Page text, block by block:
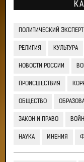
ПОЛИТИЧЕСКИЙ ЭКСПЕРТ
РЕЛИГИЯ КУЛЬТУРА
НОВОСТИ РОССИИ
ПРОИСШЕСТВИЯ
ОБЩЕСТВО
ЗАКОН И ПРАВО
НАУКА МНЕНИЯ